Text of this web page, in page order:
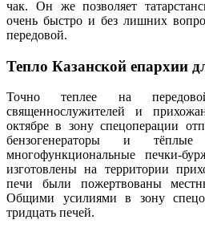
чак. Он же позволяет
очень быстро и без лишних
передовой.
Тепло Казанской епархии
Точно теплее на
священнослужителей и
октябре в зону спецоперации
бензогенераторы и
многофункциональные печки-
изготовлены на территории
печи были пожертвованы
Общими усилиями в зону
тридцать печей.